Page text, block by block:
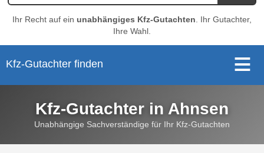
Ihr Recht auf ein unabhängiges Kfz-Gutachten . Ihr Gutachter,
Ihre Wahl.
Kfz-Gutachter finden
Kfz-Gutachter in Ahnsen
Unabhängige Sachverständige für Ihr Kfz-Gutachten